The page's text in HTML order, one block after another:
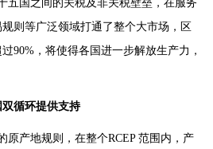
五国之间的关税及非关税壁垒，在服务
则等广泛领域打通了整个大市场，区
90%，将使得各国进一步解放生产力，
循环提供支持
原产地规则，在整个RCEP 范围内，产